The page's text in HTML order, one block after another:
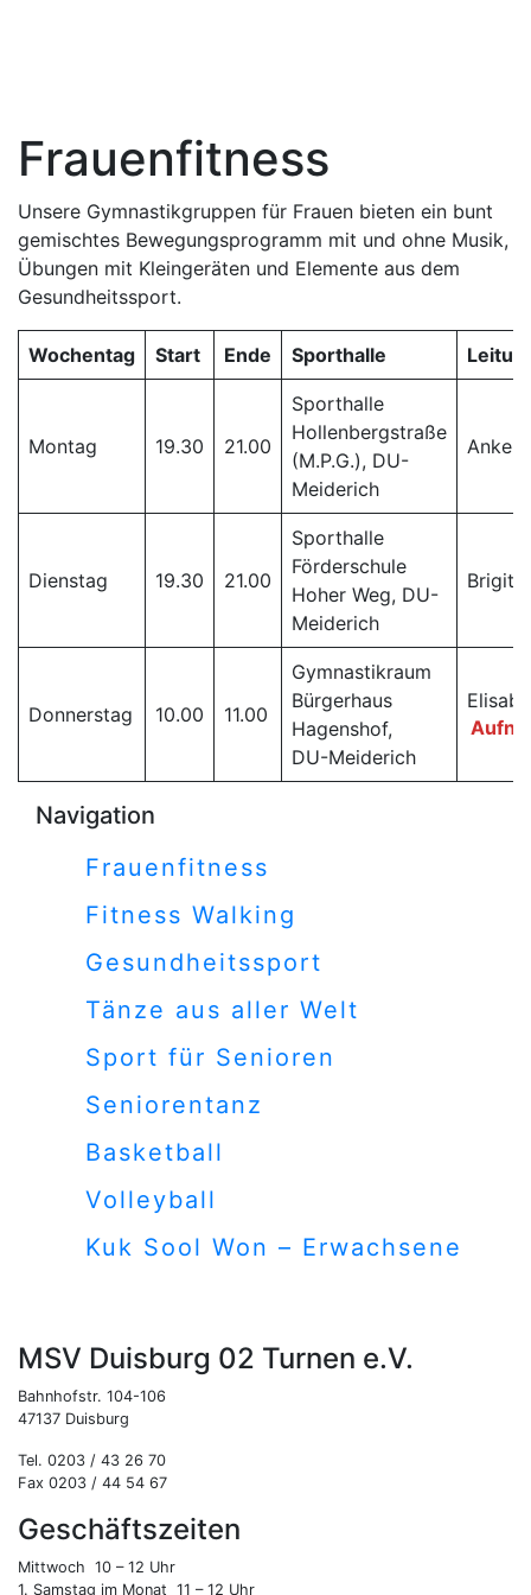
Frauenfitness
Unsere Gymnastikgruppen für Frauen bieten ein bunt
gemischtes Bewegungsprogramm mit und ohne Musik,
Übungen mit Kleingeräten und Elemente aus dem
Gesundheitssport.
Wochentag Start Ende Sporthalle
Montag 19.30 21.00
Sporthalle
Hollenbergstraße
(M.P.G.), DU-
Meiderich
Anke
Dienstag 19.30 21.00
Sporthalle
Förderschule
Hoher Weg, DU-
Meiderich
Donnerstag 10.00 11.00
Gymnastikraum
Bürgerhaus
Hagenshof,
DU-Meiderich
Navigation
Frauenfitness
Fitness Walking
Gesundheitssport
Tänze aus aller Welt
Sport für Senioren
Seniorentanz
Basketball
Volleyball
Kuk Sool Won – Erwachsene
MSV Duisburg 02 Turnen e.V.
Bahnhofstr. 104-106
47137 Duisburg
Tel. 0203 / 43 26 70
Fax 0203 / 44 54 67
Geschäftszeiten
Mittwoch 10 – 12 Uhr
1. Samstag im Monat 11 – 12 Uhr